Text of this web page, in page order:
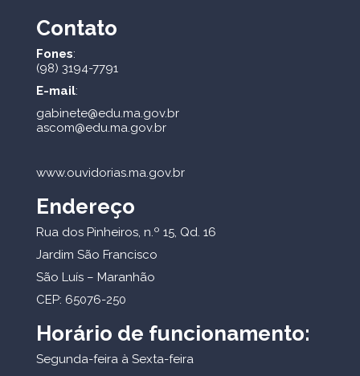
Contato
Fones:
(98) 3194-7791
E-mail:
gabinete@edu.ma.gov.br
ascom@edu.ma.gov.br
www.ouvidorias.ma.gov.br
Endereço
Rua dos Pinheiros, n.º 15, Qd. 16
Jardim São Francisco
São Luís – Maranhão
CEP: 65076-250
Horário de funcionamento:
Segunda-feira à Sexta-feira